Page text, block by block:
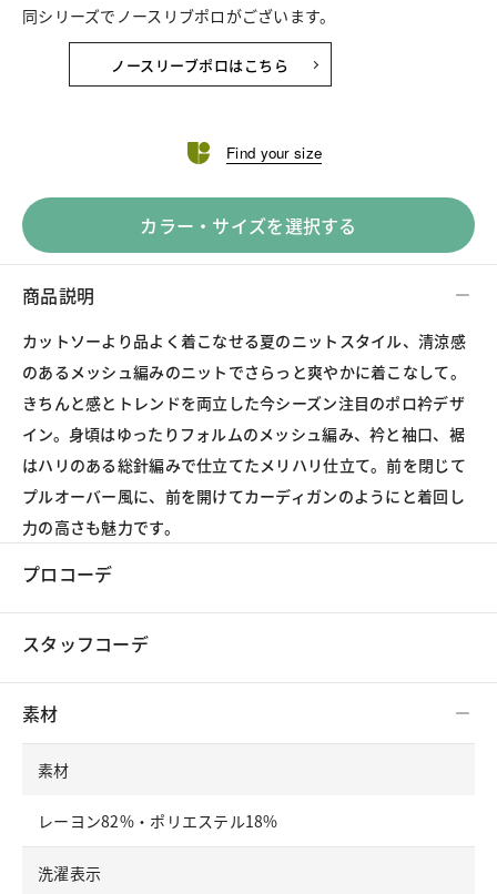
同シリーズでノースリブポロがございます。
ノースリーブポロはこちら
Find your size
カラー・サイズを選択する
商品説明
カットソーより品よく着こなせる夏のニットスタイル、清涼感
のあるメッシュ編みのニットでさらっと爽やかに着こなして。
きちんと感とトレンドを両立した今シーズン注目のポロ衿デザ
イン。身頃はゆったりフォルムのメッシュ編み、衿と袖口、裾
はハリのある総針編みで仕立てたメリハリ仕立て。前を閉じて
プルオーバー風に、前を開けてカーディガンのようにと着回し
力の高さも魅力です。
プロコーデ
スタッフコーデ
素材
素材
レーヨン82%・ポリエステル18%
洗濯表示